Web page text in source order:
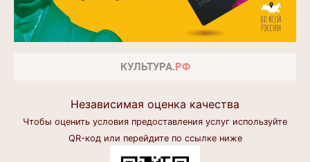
Независимая оценка качества
Чтобы оценить условия предоставления услуг используйте
QR-код или перейдите по ссылке ниже